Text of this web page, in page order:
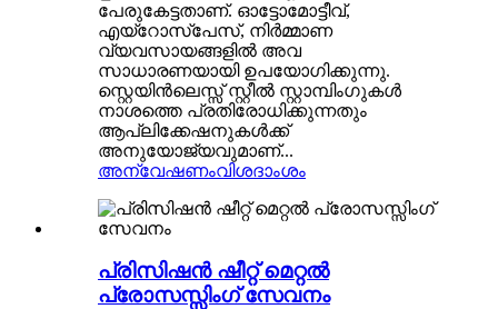
പേരുകേട്ടതാണ്. ഓട്ടോമോട്ടീവ്,
എയ്‌റോസ്‌പേസ്, നിർമ്മാണ
വ്യവസായങ്ങളിൽ അവ
സാധാരണയായി ഉപയോഗിക്കുന്നു.
സ്റ്റെയിൻലെസ്സ് സ്റ്റീൽ സ്റ്റാമ്പിംഗുകൾ
നാശത്തെ പ്രതിരോധിക്കുന്നതും
ആപ്ലിക്കേഷനുകൾക്ക്
അനുയോജ്യവുമാണ്...
അന്വേഷണംവിശദാംശം
പ്രിസിഷൻ ഷീറ്റ് മെറ്റൽ
പ്രോസസ്സിംഗ് സേവനം